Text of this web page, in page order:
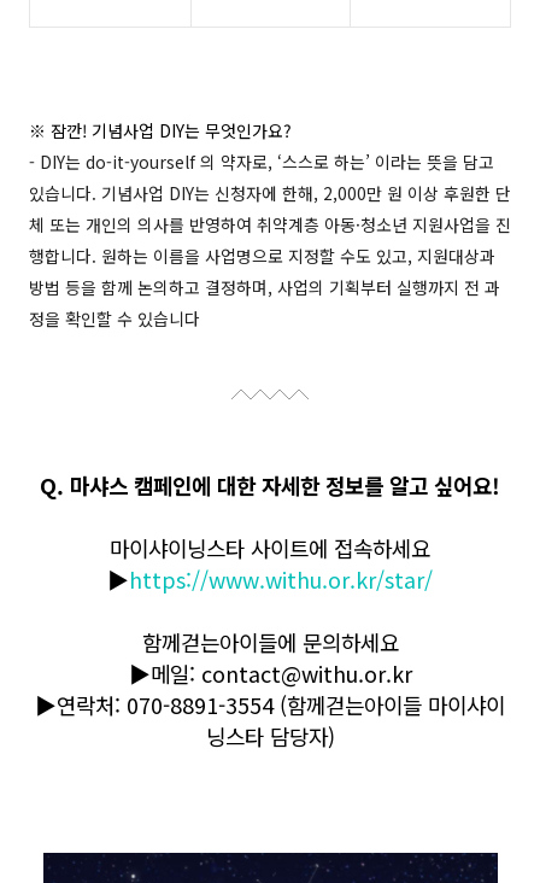
※ 잠깐! 기념사업 DIY는 무엇인가요?
- DIY는 do-it-yourself 의 약자로, ‘스스로 하는’ 이라는 뜻을 담고
있습니다. 기념사업 DIY는 신청자에 한해, 2,000만 원 이상 후원한 단
체 또는 개인의 의사를 반영하여 취약계층 아동·청소년 지원사업을 진
행합니다. 원하는 이름을 사업명으로 지정할 수도 있고, 지원대상과
방법 등을 함께 논의하고 결정하며, 사업의 기획부터 실행까지 전 과
정을 확인할 수 있습니다
Q. 마샤스 캠페인에 대한 자세한 정보를 알고 싶어요!
마이샤이닝스타 사이트에 접속하세요
▶https://www.withu.or.kr/star/
함께걷는아이들에 문의하세요
▶메일: contact@withu.or.kr
▶연락처: 070-8891-3554 (함께걷는아이들 마이샤이
닝스타 담당자)